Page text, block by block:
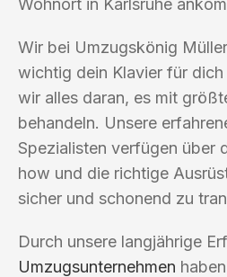
Wohnort in Karlsruhe
Wir bei Umzugskönig
wichtig dein Klavier für
wir alles daran, es mit
behandeln. Unsere
Spezialisten verfügen über
how und die richtige
sicher und schonend zu
Durch unsere langjährige
Umzugsunternehmen